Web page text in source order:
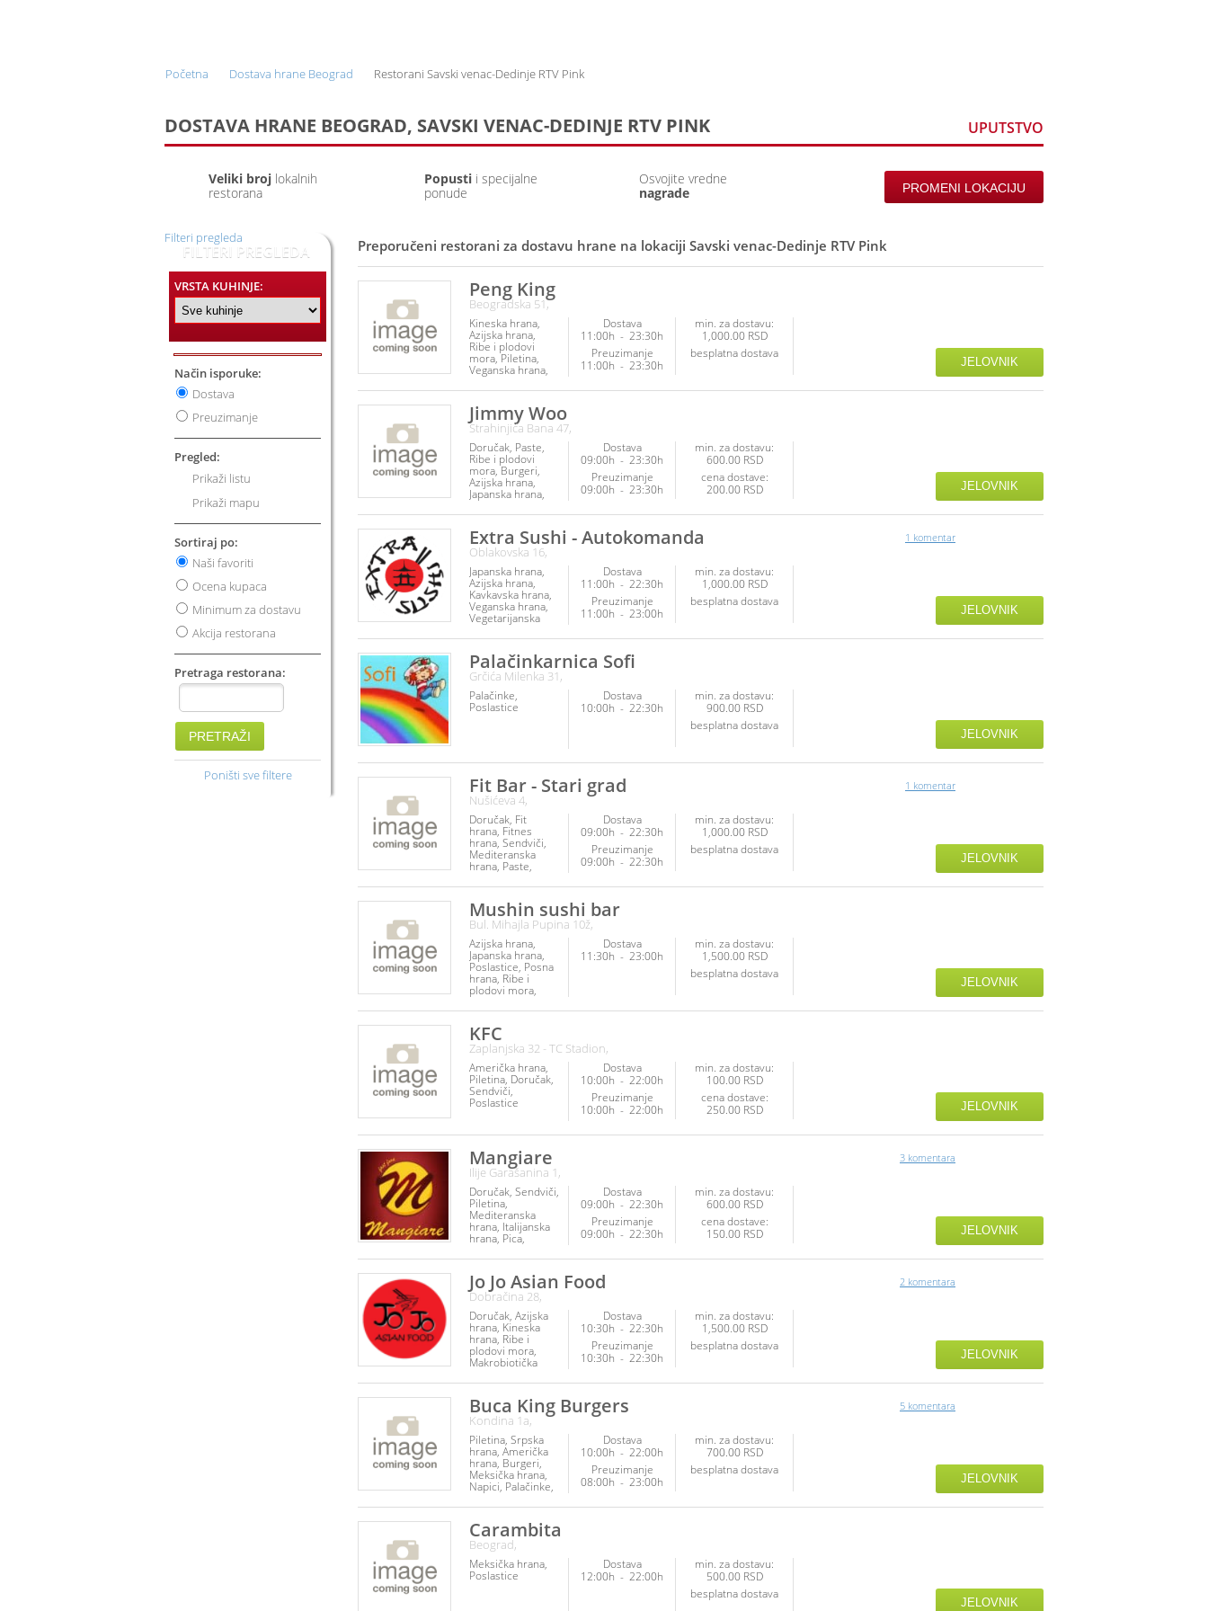
Početna Dostava hrane Beograd Restorani Savski venac-Dedinje RTV Pink
DOSTAVA HRANE BEOGRAD, SAVSKI VENAC-DEDINJE RTV PINK
PROMENI LOKACIJU
Veliki broj lokalnih
restorana
Popustii specijalne
ponude
Osvojite vredne
nagrade
FILTERI PREGLEDA
VRSTA KUHINJE:
Način isporuke:
Dostava
Preuzimanje
Pregled:
Prikaži listu
Prikaži mapu
Sortiraj po:
Naši favoriti
Ocena kupaca
Minimum za dostavu
Akcija restorana
Pretraga restorana:
PRETRAŽI
Poništi sve filtere
Preporučeni restorani za dostavu hrane na lokaciji Savski venac-Dedinje RTV Pink
Filteri pregleda
Peng King
Beogradska 51,
Kineska hrana
Azijska hrana
Ribe i plodovi
mora Piletina
Veganska hrana
Vegetarijanska
hrana Napici
Dostava
11:00h - 23:30h
Preuzimanje
11:00h - 23:30h
min. za dostavu:
1,000.00 RSD
besplatna dostava
JELOVNIK
Jimmy Woo
Strahinjića Bana 47,
Doručak Paste
Ribe i plodovi
mora Burgeri
Azijska hrana
Japanska hrana
Poslastice
Dostava
09:00h - 23:30h
Preuzimanje
09:00h - 23:30h
min. za dostavu:
600.00 RSD
cena dostave:
200.00 RSD
JELOVNIK
Extra Sushi - Autokomanda
Oblakovska 16,
Japanska hrana
Azijska hrana
Kavkavska hrana
Veganska hrana
Vegetarijanska
hrana Poslastice
Fit hrana Fitnes
hrana
Internacionalna
hrana
Dostava
11:00h - 22:30h
Preuzimanje
11:00h - 23:00h
min. za dostavu:
1,000.00 RSD
besplatna dostava
1 komentar
JELOVNIK
Palačinkarnica Sofi
Grčića Milenka 31,
Palačinke
Poslastice
Dostava
10:00h - 22:30h
min. za dostavu:
900.00 RSD
besplatna dostava
JELOVNIK
Fit Bar - Stari grad
Nušićeva 4,
Doručak Fit
hrana Fitnes
hrana Sendviči
Mediteranska
hrana Paste
hrana Ribe i
plodovi mora
Veganska hrana
Vegetarijanska
hrana Napici
Dostava
09:00h - 22:30h
Preuzimanje
09:00h - 22:30h
min. za dostavu:
1,000.00 RSD
besplatna dostava
1 komentar
JELOVNIK
Mushin sushi bar
Bul. Mihajla Pupina 10ž,
Azijska hrana
Japanska hrana
Poslastice Posna
hrana Ribe i
plodovi mora
Vegetarijanska
hrana
Dostava
11:30h - 23:00h
min. za dostavu:
1,500.00 RSD
besplatna dostava
JELOVNIK
KFC
Zaplanjska 32 - TC Stadion,
Američka hrana
Piletina Doručak
Sendviči
Poslastice
Dostava
10:00h - 22:00h
Preuzimanje
10:00h - 22:00h
min. za dostavu:
100.00 RSD
cena dostave:
250.00 RSD
JELOVNIK
Mangiare
Ilije Garašanina 1,
Doručak Sendviči
Piletina
Mediteranska
hrana Italijanska
hrana Pica
Fit hrana Kuvana
jela Poslastice
Posna hrana Ribe
i plodovi mora
Srpska hrana
Veganska hrana
Vegetarijanska
hrana
Dostava
09:00h - 22:30h
Preuzimanje
09:00h - 22:30h
min. za dostavu:
600.00 RSD
cena dostave:
150.00 RSD
3 komentara
JELOVNIK
Jo Jo Asian Food
Dobračina 28,
Doručak Azijska
hrana Kineska
hrana Ribe i
plodovi mora
Makrobiotička
hrana
Vegetarijanska
hrana Palačinke
Poslastice Napici
Dostava
10:30h - 22:30h
Preuzimanje
10:30h - 22:30h
min. za dostavu:
1,500.00 RSD
besplatna dostava
2 komentara
JELOVNIK
Buca King Burgers
Kondina 1a,
Piletina Srpska
hrana Američka
hrana Burgeri
Meksička hrana
Napici Palačinke
Sendviči
Dostava
10:00h - 22:00h
Preuzimanje
08:00h - 23:00h
min. za dostavu:
700.00 RSD
besplatna dostava
5 komentara
JELOVNIK
Carambita
Beograd,
Meksička hrana
Poslastice
Dostava
12:00h - 22:00h
min. za dostavu:
500.00 RSD
besplatna dostava
JELOVNIK
UPUTSTVO